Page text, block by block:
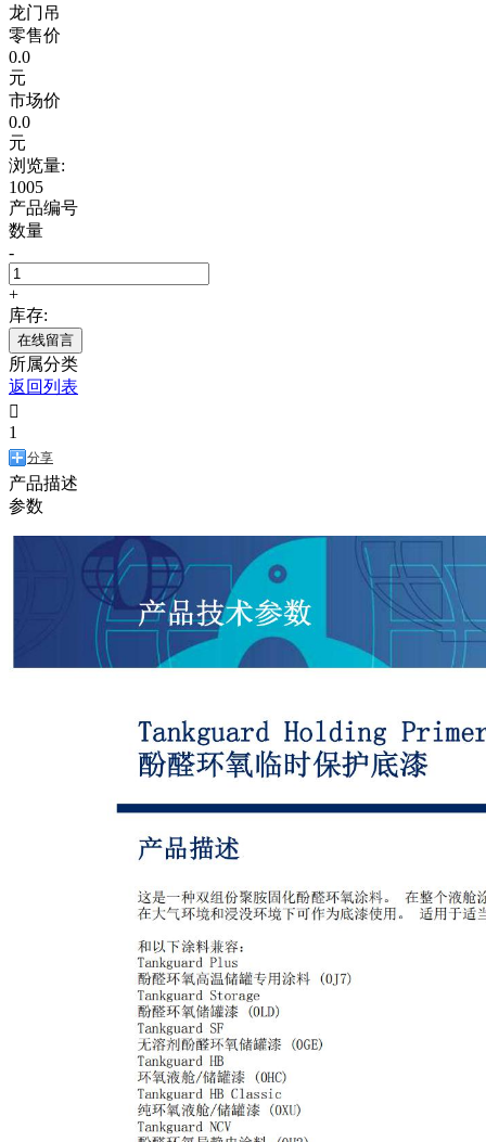
龙门吊
零售价
0.0
元
市场价
0.0
元
浏览量:
1005
产品编号
数量
-
+
库存:
在线留言
所属分类
返回列表

1
分享
产品描述
参数